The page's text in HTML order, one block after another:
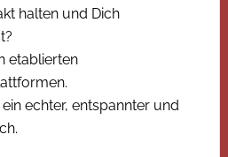
halten und Dich
etablierten
echter, entspannter und